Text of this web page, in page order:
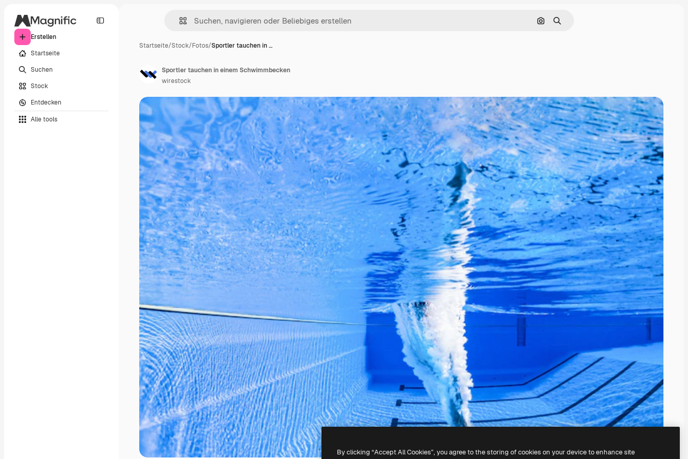
Erstellen
Startseite
Suchen
Stock
Entdecken
Alle tools
Nach Bild suchen
Suchen
Startseite/Stock/Fotos/Sportler tauchen in …
Sportler tauchen in einem Schwimmbecken
wirestock
By clicking “Accept All Cookies”, you agree to the storing of cookies on your device to enhance site